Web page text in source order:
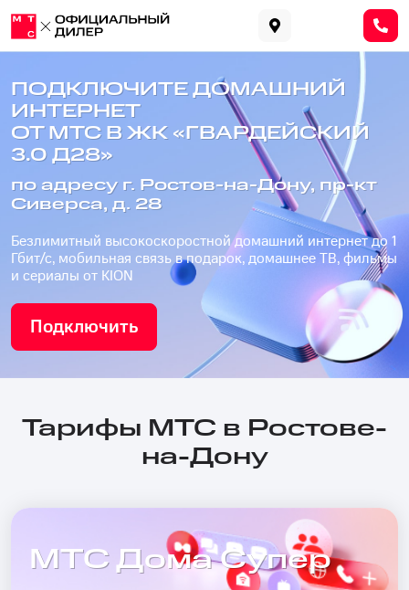
ПОДКЛЮЧИТЕ ДОМАШНИЙ
ИНТЕРНЕТ
ОТ МТС В ЖК «ГВАРДЕЙСКИЙ
3.0 Д28»
по адресу г. Ростов-на-Дону, пр-кт
Сиверса, д. 28
Безлимитный высокоскоростной домашний интернет до 1
Гбит/с, мобильная связь в подарок, домашнее ТВ, фильмы
и сериалы от KION
Подключить
Тарифы МТС в Ростове-
на-Дону
МТС Дома Супер